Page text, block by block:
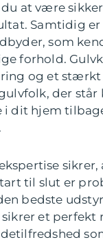
at være
Samtidig
som
forhold.
og et
der står
i dit hjem
sikrer,
til slut er
bedste
et perfekt